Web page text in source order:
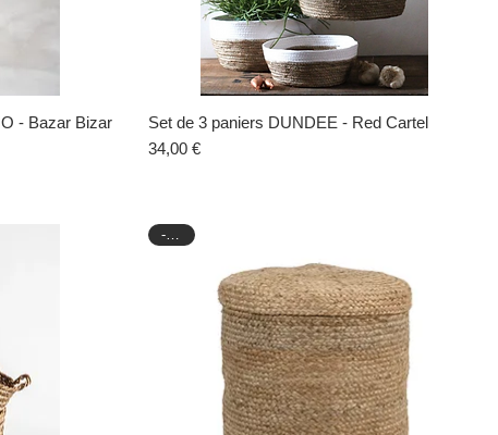
- Bazar Bizar
Aperçu rapide
Set de 3 paniers DUNDEE - Red Cartel
Prix
34,00 €
-40%